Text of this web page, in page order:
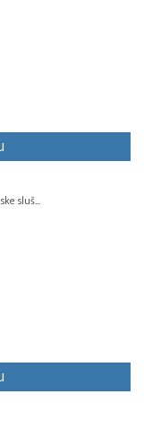
sluš...